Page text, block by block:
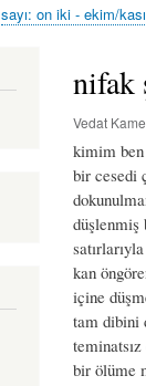
sayı: on iki - ekim/
nifak
Vedat
kimim
bir cesedi
düşlenmiş
kan
içine
tam dibini
bir ölüme